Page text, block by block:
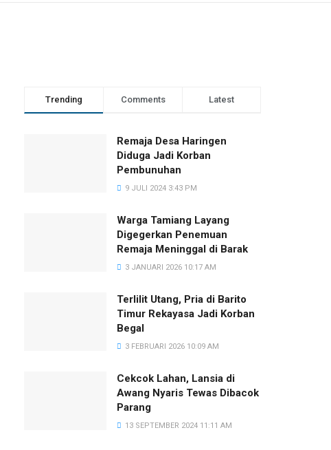
Trending Comments Latest
Remaja Desa Haringen
Diduga Jadi Korban
Pembunuhan
9 JULI 2024 3:43 PM
Warga Tamiang Layang
Digegerkan Penemuan
Remaja Meninggal di Barak
3 JANUARI 2026 10:17 AM
Terlilit Utang, Pria di Barito
Timur Rekayasa Jadi Korban
Begal
3 FEBRUARI 2026 10:09 AM
Cekcok Lahan, Lansia di
Awang Nyaris Tewas Dibacok
Parang
13 SEPTEMBER 2024 11:11 AM